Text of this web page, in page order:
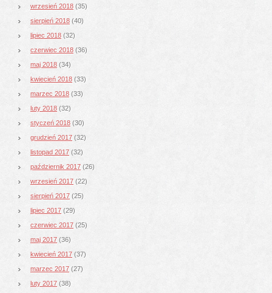
wrzesień 2018 (35)
sierpień 2018 (40)
lipiec 2018 (32)
czerwiec 2018 (36)
maj 2018 (34)
kwiecień 2018 (33)
marzec 2018 (33)
luty 2018 (32)
styczeń 2018 (30)
grudzień 2017 (32)
listopad 2017 (32)
październik 2017 (26)
wrzesień 2017 (22)
sierpień 2017 (25)
lipiec 2017 (29)
czerwiec 2017 (25)
maj 2017 (36)
kwiecień 2017 (37)
marzec 2017 (27)
luty 2017 (38)